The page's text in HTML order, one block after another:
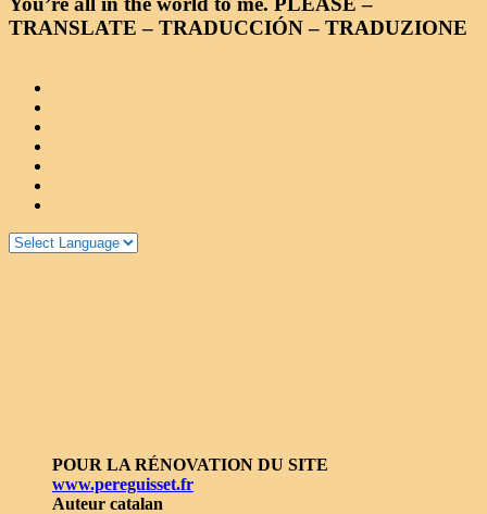
TRANSLATE – TRADUCCIÓN – TRADUZIONE
POUR LA RÉNOVATION DU SITE
www.pereguisset.fr
Auteur catalan